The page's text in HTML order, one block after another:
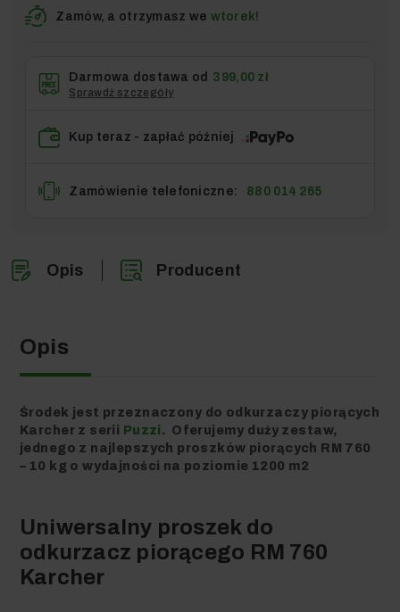
Zamów, a otrzymasz we wtorek!
Darmowa dostawa od 399,00 zł
Sprawdź szczegóły
Kup teraz - zapłać później
Zamówienie telefoniczne: 880 014 265
Opis Producent
Opis
Środek jest przeznaczony do odkurzaczy piorących
Karcher z serii Puzzi . Oferujemy duży zestaw,
jednego z najlepszych proszków piorących RM 760
– 10 kg o wydajności na poziomie 1200 m2
Uniwersalny proszek do
odkurzacz piorącego RM 760
Karcher